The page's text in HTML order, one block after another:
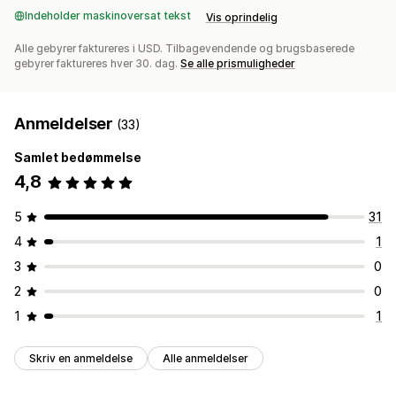
Indeholder maskinoversat tekst Vis oprindelig
Alle gebyrer faktureres i USD. Tilbagevendende og brugsbaserede
gebyrer faktureres hver 30. dag. Se alle prismuligheder
Anmeldelser (33)
Samlet bedømmelse
4,8
5
31
4
1
3
0
2
0
1
1
Skriv en anmeldelse Alle anmeldelser